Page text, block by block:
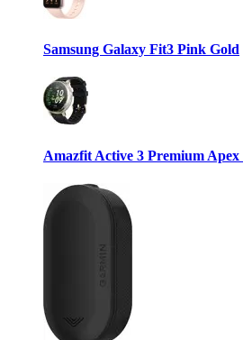
Samsung Galaxy Fit3 Pink Gold
Amazfit Active 3 Premium Apex